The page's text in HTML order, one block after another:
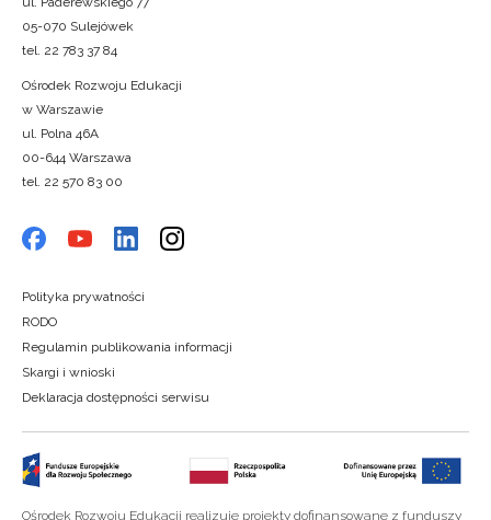
05-070 Sulejówek
tel. 22 783 37 84
Ośrodek Rozwoju Edukacji
w Warszawie
ul. Polna 46A
00-644 Warszawa
tel. 22 570 83 00
Polityka prywatności
RODO
Regulamin publikowania informacji
Skargi i wnioski
Deklaracja dostępności serwisu
Ośrodek Rozwoju Edukacji realizuje projekty dofinansowane z funduszy